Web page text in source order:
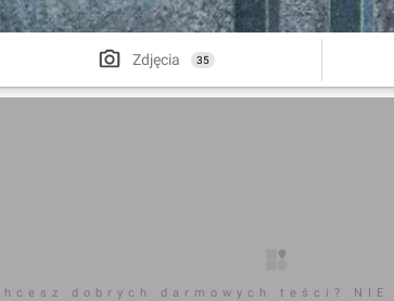
Zdjęcia 35
dobrych darmowych teści? NIE